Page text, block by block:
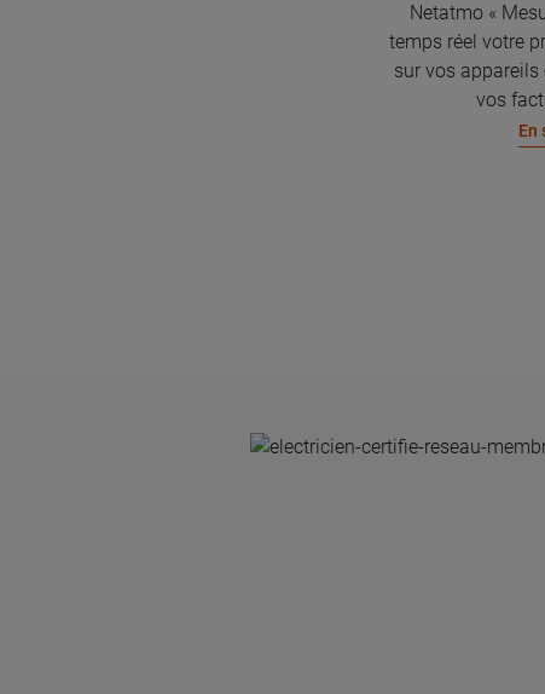
Netatmo «
temps réel votre
sur vos appareils
vos
En